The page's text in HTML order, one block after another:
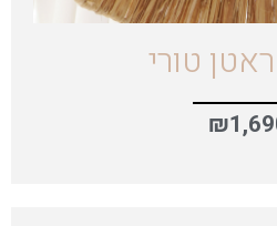
טורי
₪